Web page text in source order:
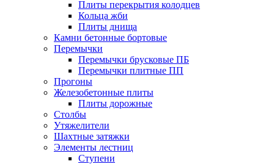
Плиты перекрытия колодцев
Кольца жби
Плиты днища
Камни бетонные бортовые
Перемычки
Перемычки брусковые ПБ
Перемычки плитные ПП
Прогоны
Железобетонные плиты
Плиты дорожные
Столбы
Утяжелители
Шахтные затяжки
Элементы лестниц
Ступени